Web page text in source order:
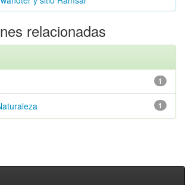
relacionadas
1
1